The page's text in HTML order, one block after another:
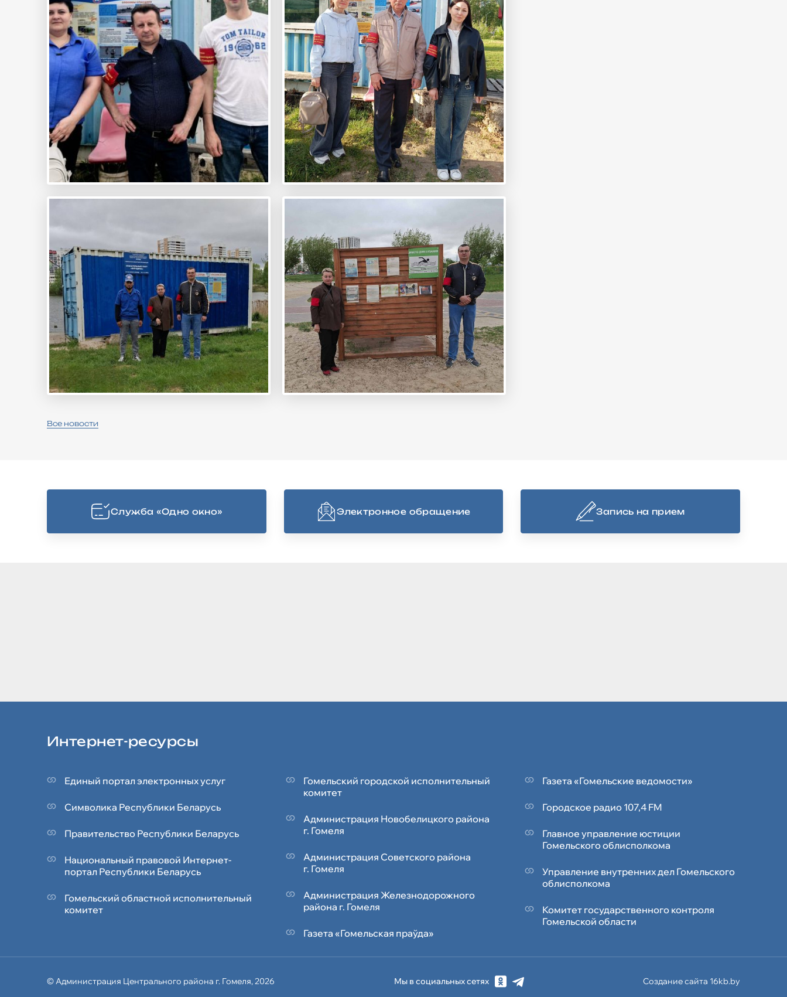
Все новости
Cлужба «Одно окно» Электронное обращение Запись на прием
Интернет-ресурсы
Единый портал электронных услуг
Символика Реcпублики Беларусь
Правительство Республики Беларусь
Национальный правовой Интернет-
портал Республики Беларусь
Гомельский областной исполнительный
комитет
Гомельский городской исполнительный
комитет
Администрация Новобелицкого района
г. Гомеля
Администрация Советского района
г. Гомеля
Администрация Железнодорожного
района г. Гомеля
Газета «Гомельская праўда»
Газета «Гомельские ведомости»
Городское радио 107,4 FM
Главное управление юстиции
Гомельского облисполкома
Управление внутренних дел Гомельского
облисполкома
Комитет государственного контроля
Гомельской области
© Администрация Центрального района г. Гомеля, 2026 Мы в социальных сетях Создание сайта 16kb.by